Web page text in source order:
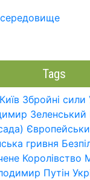
Tags
Київ Збройні сили
Зеленський
гривня
Королівство
Путін